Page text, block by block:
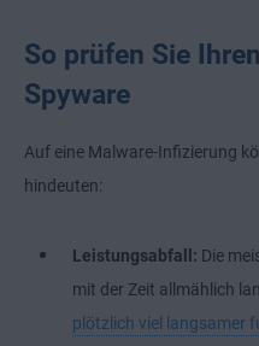
So prüfen Sie
Spyware
Auf eine Malware-Infizierung
hindeuten:
Leistungsabfall: Die
mit der Zeit allmählich
plötzlich viel langsamer